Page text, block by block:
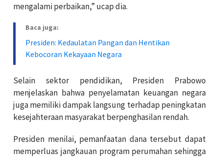
mengalami perbaikan,” ucap dia.
Baca juga:
Presiden: Kedaulatan Pangan dan Hentikan
Kebocoran Kekayaan Negara
Selain sektor pendidikan, Presiden Prabowo
menjelaskan bahwa penyelamatan keuangan negara
juga memiliki dampak langsung terhadap peningkatan
kesejahteraan masyarakat berpenghasilan rendah.
Presiden menilai, pemanfaatan dana tersebut dapat
memperluas jangkauan program perumahan sehingga